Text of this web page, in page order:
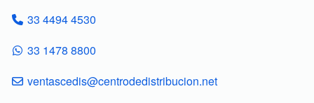
33 4494 4530
33 1478 8800
ventascedis@centrodedistribucion.net